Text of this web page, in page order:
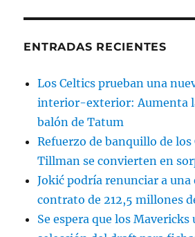
ENTRADAS RECIENTES
Los Celtics prueban una
interior-exterior: Aumenta
balón de Tatum
Refuerzo de banquillo de
Tillman se convierten en
Jokić podría renunciar a
contrato de 212,5 millones
Se espera que los